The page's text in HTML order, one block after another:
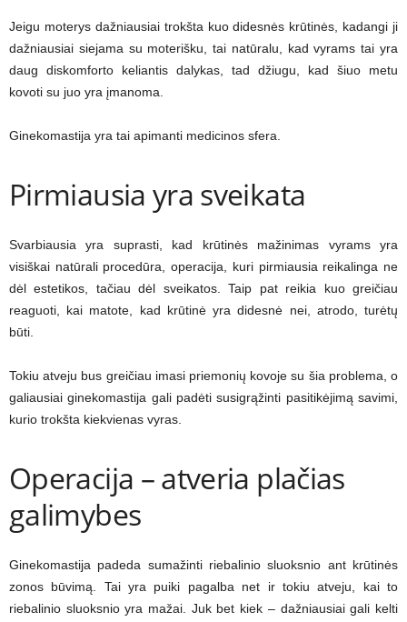
Jeigu moterys dažniausiai trokšta kuo didesnės krūtinės, kadangi ji
dažniausiai siejama su moterišku, tai natūralu, kad vyrams tai yra
daug diskomforto keliantis dalykas, tad džiugu, kad šiuo metu
kovoti su juo yra įmanoma.
Ginekomastija yra tai apimanti medicinos sfera.
Pirmiausia yra sveikata
Svarbiausia yra suprasti, kad krūtinės mažinimas vyrams yra
visiškai natūrali procedūra, operacija, kuri pirmiausia reikalinga ne
dėl estetikos, tačiau dėl sveikatos. Taip pat reikia kuo greičiau
reaguoti, kai matote, kad krūtinė yra didesnė nei, atrodo, turėtų
būti.
Tokiu atveju bus greičiau imasi priemonių kovoje su šia problema, o
galiausiai ginekomastija gali padėti susigrąžinti pasitikėjimą savimi,
kurio trokšta kiekvienas vyras.
Operacija – atveria plačias
galimybes
Ginekomastija padeda sumažinti riebalinio sluoksnio ant krūtinės
zonos būvimą. Tai yra puiki pagalba net ir tokiu atveju, kai to
riebalinio sluoksnio yra mažai. Juk bet kiek – dažniausiai gali kelti